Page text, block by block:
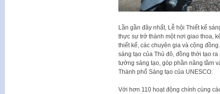
Lần gần đây nhất, Lễ hội Thiết kế
thực sự trở thành một nơi giao thoa,
thiết kế, các chuyên gia và cộng
sáng tạo của Thủ đô, đồng thời tạo
tưởng sáng tạo, góp phần nâng tầm
Thành phố Sáng tạo của UNESCO.
Với hơn 110 hoạt động chính cùng